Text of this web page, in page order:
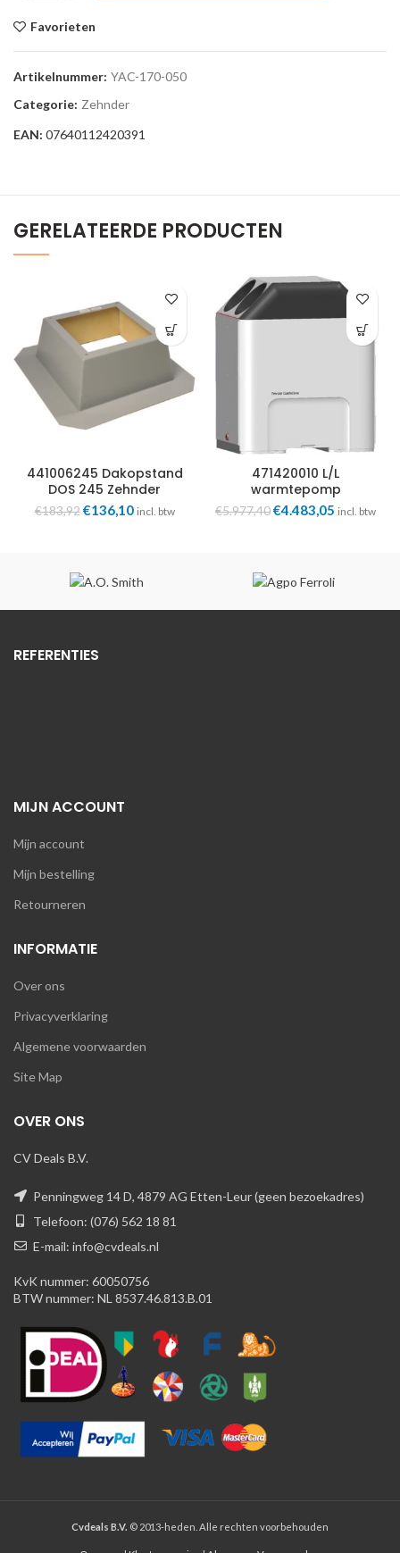
Favorieten
Artikelnummer: YAC-170-050
Categorie: Zehnder
EAN: 07640112420391
GERELATEERDE PRODUCTEN
441006245 Dakopstand
DOS 245 Zehnder
€183,92 Oorspronkelijke
€136,10Huidige
incl. btw
471420010 L/L
warmtepomp
ComfoClime 24 excl.
adapterset Zehnder
€5.977,40Oorspronkelijke
€4.483,05 Huidige
incl. btw
REFERENTIES
MIJN ACCOUNT
Mijn account
Mijn bestelling
Retourneren
INFORMATIE
Over ons
Privacyverklaring
Algemene voorwaarden
Site Map
OVER ONS
CV Deals B.V.
Penningweg 14 D, 4879 AG Etten-Leur (geen bezoekadres)
Telefoon: (076) 562 18 81
E-mail: info@cvdeals.nl
KvK nummer: 60050756
BTW nummer: NL 8537.46.813.B.01
Cvdeals B.V. © 2013-heden. Alle rechten voorbehouden